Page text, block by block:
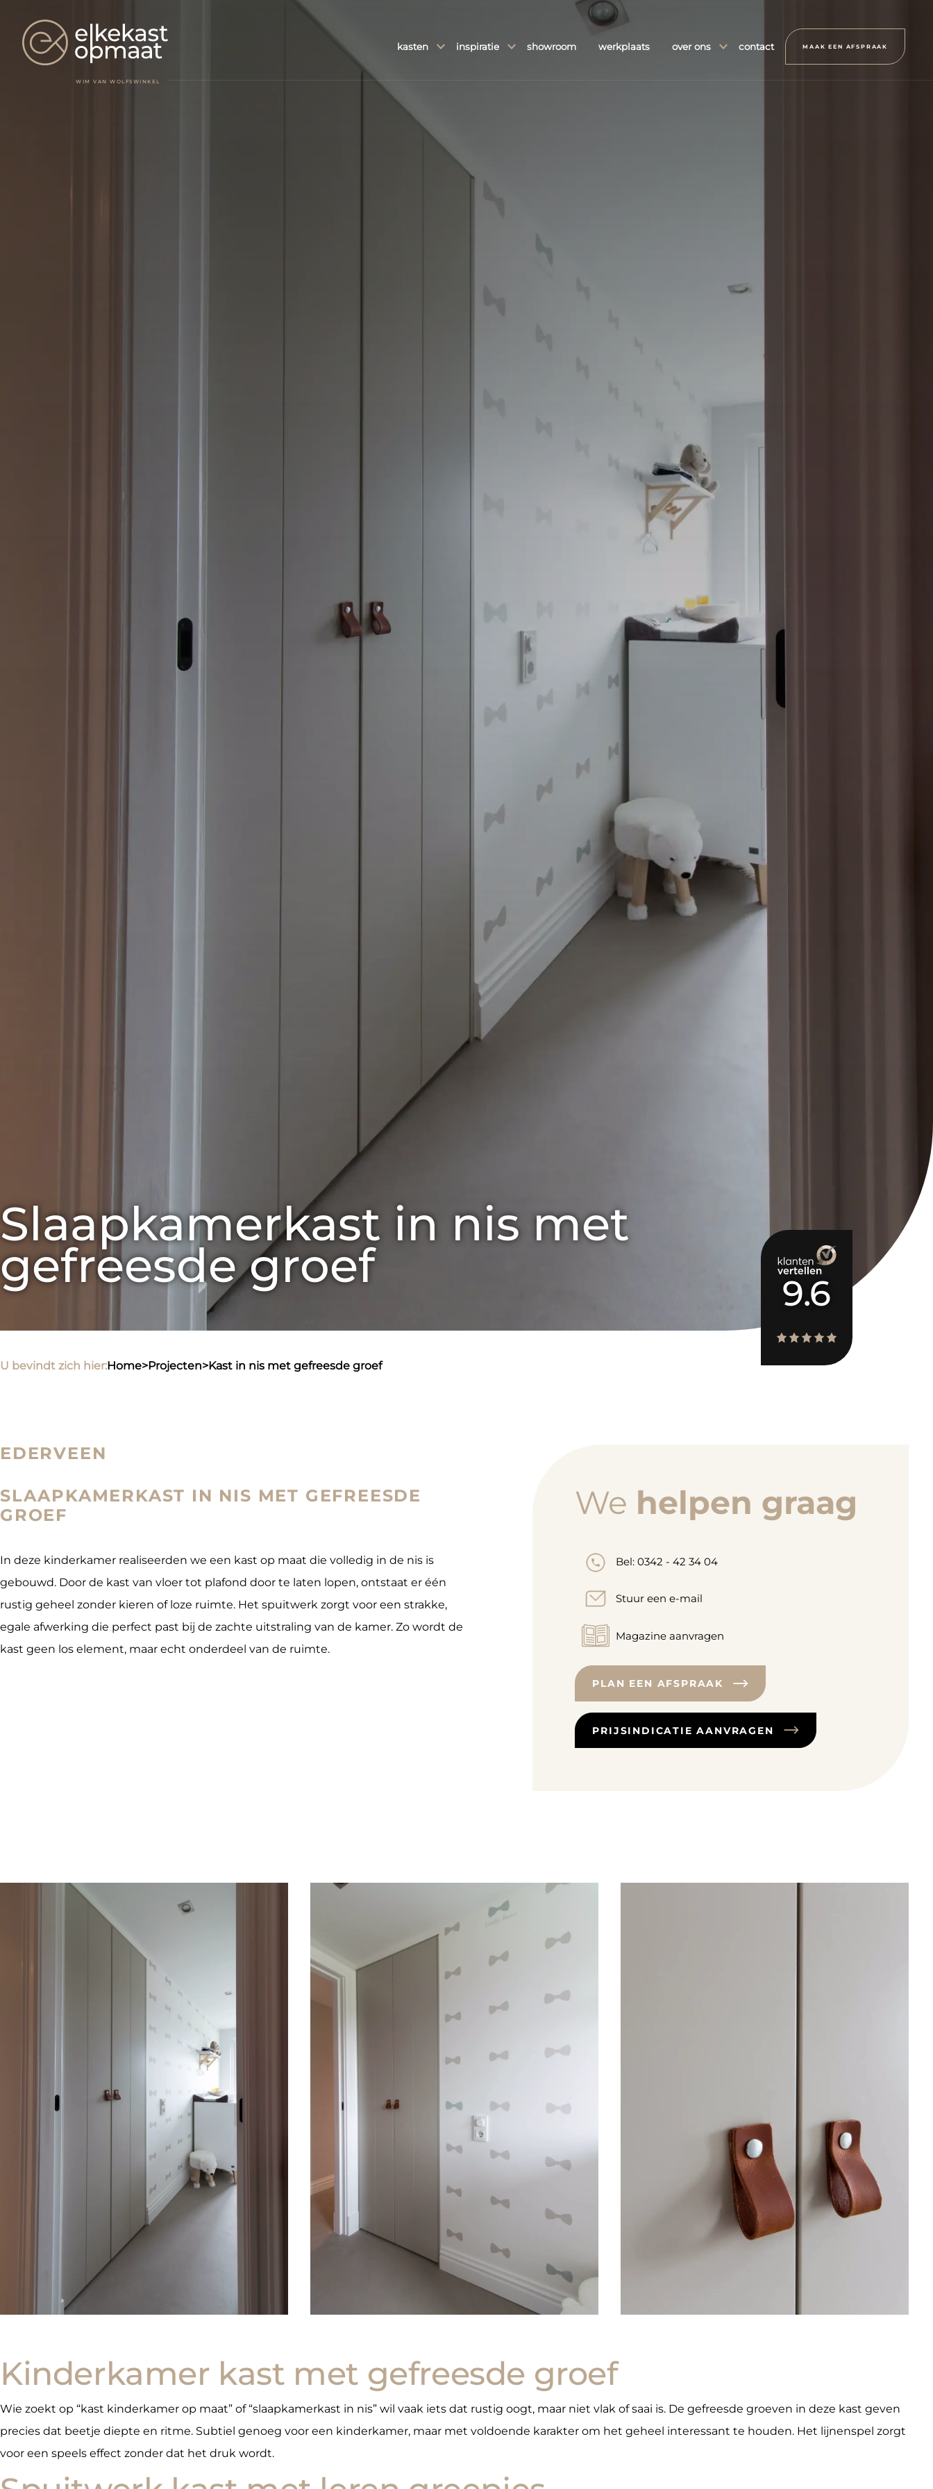
WIM VAN WOLFSWINKEL
kasten inspiratie showroom werkplaats over ons contact MAAK EEN AFSPRAAK
9.6
Slaapkamerkast in nis met
gefreesde groef
U bevindt zich hier: home> projecten> kast in nis met gefreesde groef
EDERVEEN
SLAAPKAMERKAST IN NIS MET GEFREESDE
GROEF
In deze kinderkamer realiseerden we een kast op maat die volledig in de nis is
gebouwd. Door de kast van vloer tot plafond door te laten lopen, ontstaat er één
rustig geheel zonder kieren of loze ruimte. Het spuitwerk zorgt voor een strakke,
egale afwerking die perfect past bij de zachte uitstraling van de kamer. Zo wordt de
kast geen los element, maar echt onderdeel van de ruimte.
We helpen graag
Bel: 0342 - 42 34 04
Stuur een e-mail
Magazine aanvragen
PLAN EEN AFSPRAAK
PRIJSINDICATIE AANVRAGEN
Kinderkamer kast met gefreesde groef
Wie zoekt op “kast kinderkamer op maat” of “slaapkamerkast in nis” wil vaak iets dat rustig oogt, maar niet vlak of saai is. De gefreesde groeven in deze kast geven
precies dat beetje diepte en ritme. Subtiel genoeg voor een kinderkamer, maar met voldoende karakter om het geheel interessant te houden. Het lijnenspel zorgt
voor een speels effect zonder dat het druk wordt.